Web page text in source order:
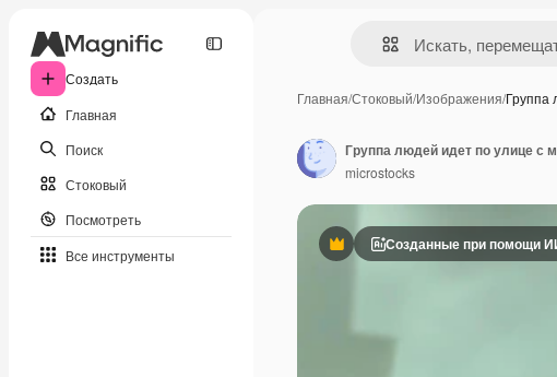
Создать
Главная
Поиск
Стоковый
Посмотреть
Все инструменты
Главная/Стоковый/Изображения/Группа
ПремиумСозданные при помощи
Группа людей идет по улице с
microstocks